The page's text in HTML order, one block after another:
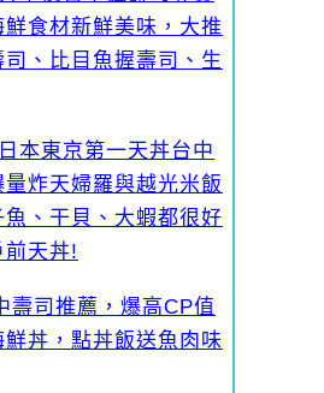
食材新鮮美味，大推
、比目魚握壽司、生
本東京第一天丼台中
炸天婦羅與越光米飯
、干貝、大蝦都很好
前天丼!
壽司推薦，爆高CP值
丼，點丼飯送魚肉味